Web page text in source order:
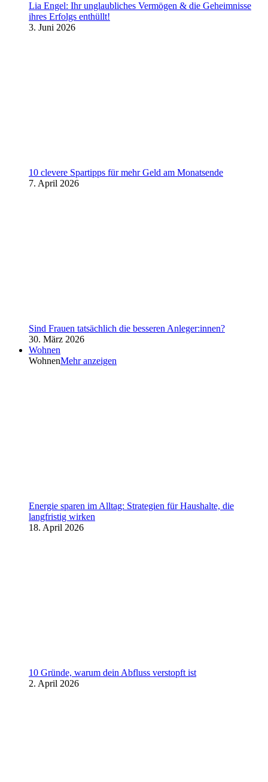
Lia Engel: Ihr unglaubliches Vermögen & die Geheimnisse
ihres Erfolgs enthüllt!
3. Juni 2026
10 clevere Spartipps für mehr Geld am Monatsende
7. April 2026
Sind Frauen tatsächlich die besseren Anleger:innen?
30. März 2026
Wohnen
WohnenMehr anzeigen
Energie sparen im Alltag: Strategien für Haushalte, die
langfristig wirken
18. April 2026
10 Gründe, warum dein Abfluss verstopft ist
2. April 2026